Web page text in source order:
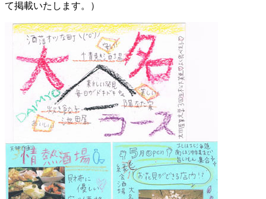
て掲載いたします。）